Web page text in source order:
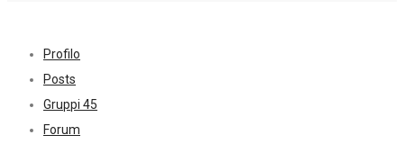
Profilo
Posts
Gruppi 45
Forum